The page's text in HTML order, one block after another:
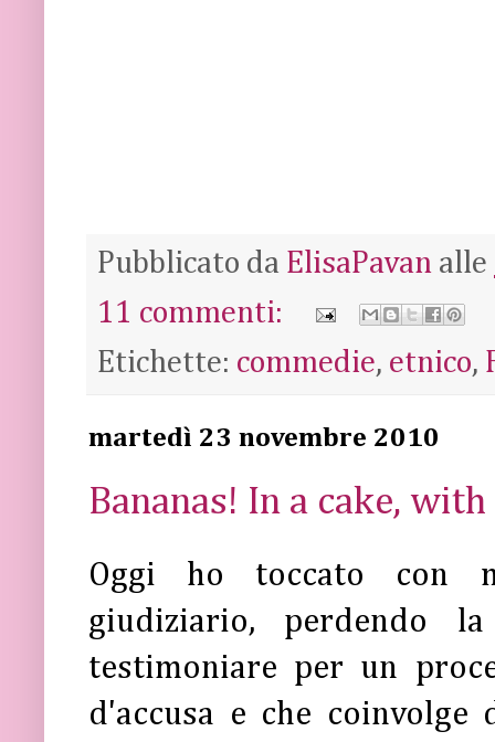
Pubblicato da ElisaPavan alle
11 commenti:
Etichette: commedie, etnico,
martedì 23 novembre 2010
Bananas! In a cake,
Oggi ho toccato con
giudiziario, perdendo
testimoniare per un
d'accusa e che